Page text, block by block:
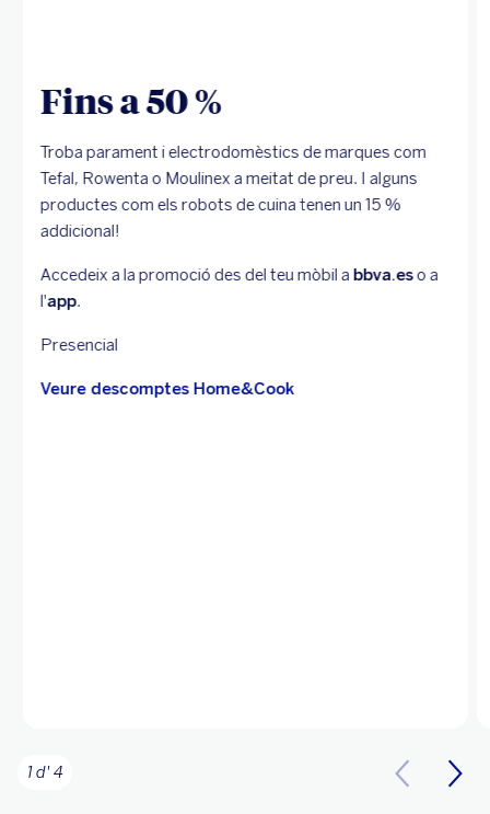
Fins a 50 %
Troba parament i electrodomèstics de marques com
Tefal, Rowenta o Moulinex a meitat de preu. I alguns
productes com els robots de cuina tenen un 15 %
addicional!
Accedeix a la promoció des del teu mòbil a bbva.eso a
l'app.
Presencial
Veure descomptes Home&Cook
1 d' 4